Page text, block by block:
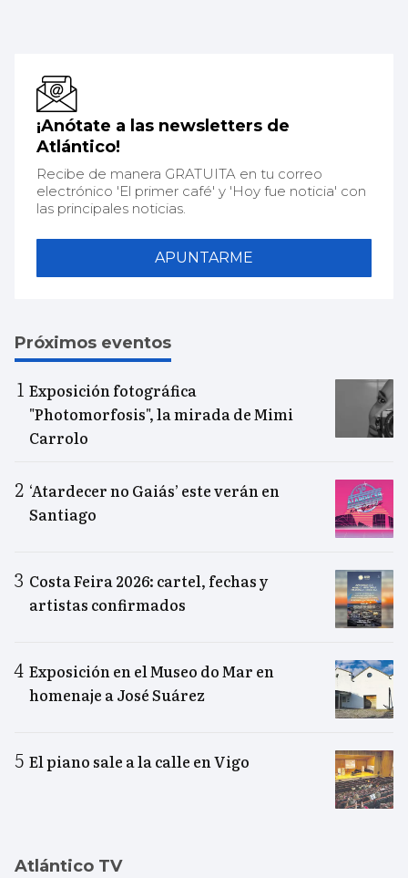
¡Anótate a las newsletters de
Atlántico!
Recibe de manera GRATUITA en tu correo
electrónico 'El primer café' y 'Hoy fue noticia' con
las principales noticias.
APUNTARME
Próximos eventos
Exposición fotográfica
"Photomorfosis", la mirada de Mimi
Carrolo
‘Atardecer no Gaiás’ este verán en
Santiago
Costa Feira 2026: cartel, fechas y
artistas confirmados
Exposición en el Museo do Mar en
homenaje a José Suárez
El piano sale a la calle en Vigo
Atlántico TV